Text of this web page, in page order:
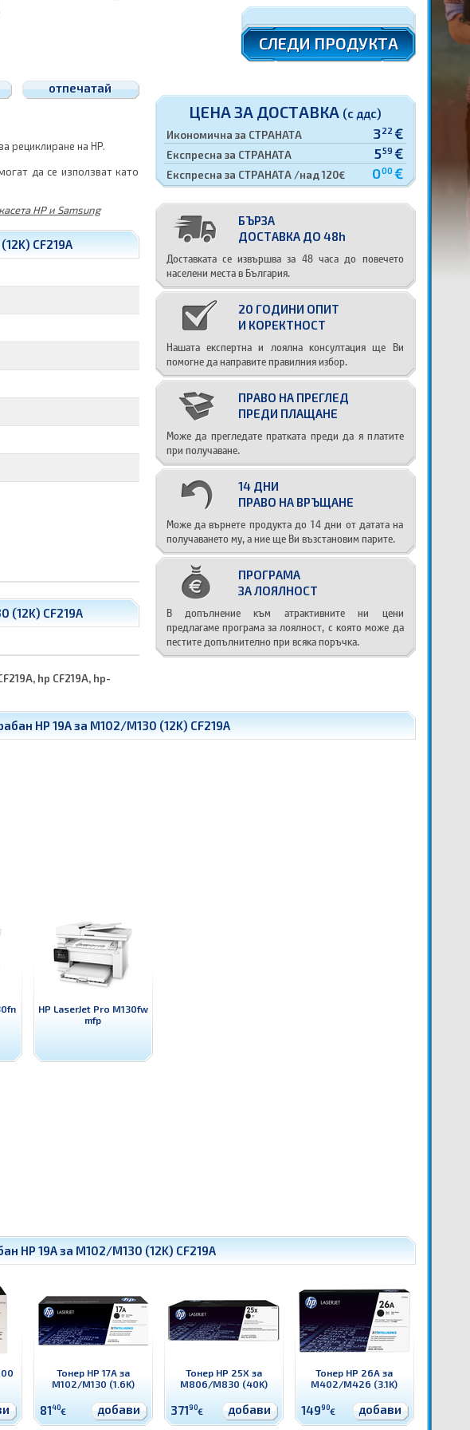
СЛЕДИ ПРОДУКТА
ЦЕНА ЗА ДОСТАВКА (с ддс)
Икономична за СТРАНАТА 322 €
Експресна за СТРАНАТА 559 €
Експресна за СТРАНАТА /над 120€ 000 €
БЪРЗА
ДОСТАВКА ДО 48h
Доставката се извършва за 48 часа до повечето
населени места в България.
20 ГОДИНИ ОПИТ
И КОРЕКТНОСТ
Нашата експертна и лоялна консултация ще Ви
помогне да направите правилния избор.
ПРАВО НА ПРЕГЛЕД
ПРЕДИ ПЛАЩАНЕ
Може да прегледате пратката преди да я платите
при получаване.
14 ДНИ
ПРАВО НА ВРЪЩАНЕ
Може да върнете продукта до 14 дни от датата на
получаването му, а ние ще Ви възстановим парите.
ПРОГРАМА
ЗА ЛОЯЛНОСТ
В допълнение към атрактивните ни цени
предлагаме програма за лоялност, с която може да
пестите допълнително при всяка поръчка.
отпечатай
рециклиране на HP.
да се използват като
HP и Samsung
CF219A
(12K) CF219A
hp CF219A, hp-
HP 19A за M102/M130 (12K) CF219A
HP LaserJet Pro M130fw
mfp
HP 19A за M102/M130 (12K) CF219A
Тонер HP 17A за
M102/M130 (1.6K)
8140€ добави
Тонер HP 25X за
M806/M830 (40K)
37190€ добави
Тонер HP 26A за
M402/M426 (3.1K)
14990€ добави